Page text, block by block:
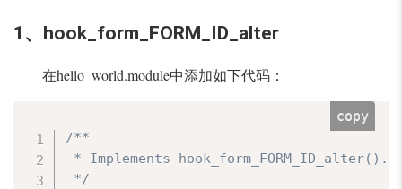
1、hook_form_FORM_ID_alter
在hello_world.module中添加如下代码：
/**
* Implements hook_form_FORM_ID_alter().
*/
copy